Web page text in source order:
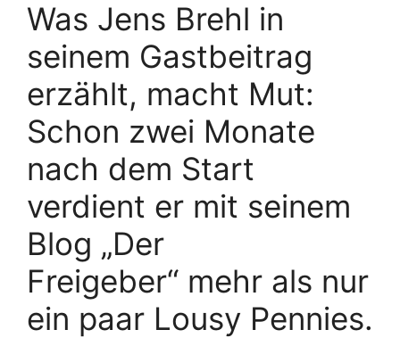
Was Jens Brehl in
seinem Gastbeitrag
erzählt, macht Mut:
Schon zwei Monate
nach dem Start
verdient er mit seinem
Blog „Der
Freigeber“ mehr als nur
ein paar Lousy Pennies.